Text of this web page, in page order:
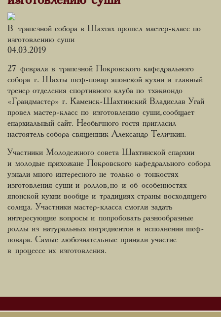
В трапезной собора в Шахтах прошел мастер-класс по
изготовлению суши
04.03.2019
27 февраля в трапезной Покровского кафедрального
собора г. Шахты шеф-повар японской кухни и главный
тренер отделения спортивного клуба по тхэквондо
«Грандмастер» г. Каменск-Шахтинский Владислав Угай
провел мастер-класс по изготовлению суши, сообщает
епархиальный сайт. Необычного гостя пригласил
настоятель собора священник Александр Теличкин.
Участники Молодежного совета Шахтинской епархии
и молодые прихожане Покровского кафедрального собора
узнали много интересного не только о тонкостях
изготовления суши и роллов, но и об особенностях
японской кухни вообще и традициях страны восходящего
солнца. Участники мастер-класса смогли задать
интересующие вопросы и попробовать разнообразные
роллы из натуральных ингредиентов в исполнении шеф-
повара. Самые любознательные приняли участие
в процессе их изготовления.